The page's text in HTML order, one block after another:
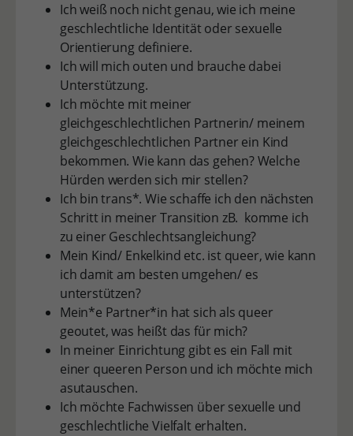
Ich weiß noch nicht genau, wie ich meine
geschlechtliche Identität oder sexuelle
Orientierung definiere.
Ich will mich outen und brauche dabei
Unterstützung.
Ich möchte mit meiner
gleichgeschlechtlichen Partnerin/ meinem
gleichgeschlechtlichen Partner ein Kind
bekommen. Wie kann das gehen? Welche
Hürden werden sich mir stellen?
Ich bin trans*. Wie schaffe ich den nächsten
Schritt in meiner Transition zB. komme ich
zu einer Geschlechtsangleichung?
Mein Kind/ Enkelkind etc. ist queer, wie kann
ich damit am besten umgehen/ es
unterstützen?
Mein*e Partner*in hat sich als queer
geoutet, was heißt das für mich?
In meiner Einrichtung gibt es ein Fall mit
einer queeren Person und ich möchte mich
asutauschen.
Ich möchte Fachwissen über sexuelle und
geschlechtliche Vielfalt erhalten.